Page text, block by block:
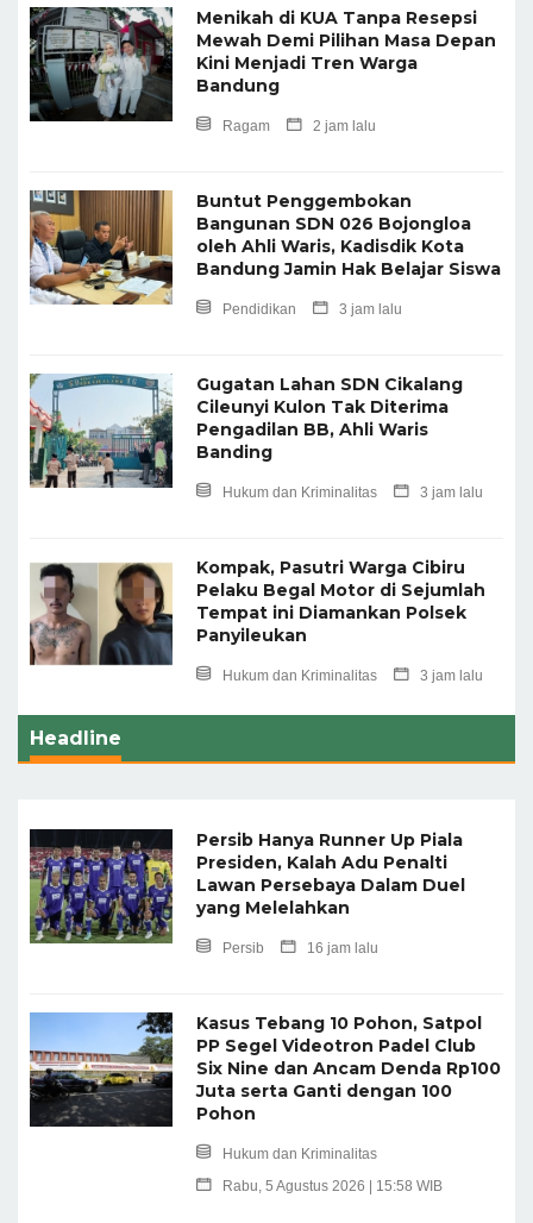
Menikah di KUA Tanpa Resepsi
Mewah Demi Pilihan Masa Depan
Kini Menjadi Tren Warga
Bandung
Ragam 2 jam lalu
Buntut Penggembokan
Bangunan SDN 026 Bojongloa
oleh Ahli Waris, Kadisdik Kota
Bandung Jamin Hak Belajar Siswa
Pendidikan 3 jam lalu
Gugatan Lahan SDN Cikalang
Cileunyi Kulon Tak Diterima
Pengadilan BB, Ahli Waris
Banding
Hukum dan Kriminalitas 3 jam lalu
Kompak, Pasutri Warga Cibiru
Pelaku Begal Motor di Sejumlah
Tempat ini Diamankan Polsek
Panyileukan
Hukum dan Kriminalitas 3 jam lalu
Headline
Persib Hanya Runner Up Piala
Presiden, Kalah Adu Penalti
Lawan Persebaya Dalam Duel
yang Melelahkan
Persib 16 jam lalu
Kasus Tebang 10 Pohon, Satpol
PP Segel Videotron Padel Club
Six Nine dan Ancam Denda Rp100
Juta serta Ganti dengan 100
Pohon
Hukum dan Kriminalitas
Rabu, 5 Agustus 2026 | 15:58 WIB